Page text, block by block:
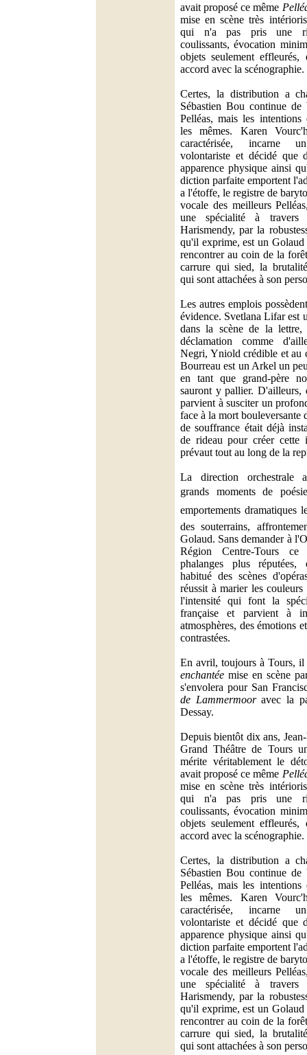
avait proposé ce même
mise en scène très
qui n'a pas pris une
coulissants, évocation
objets seulement effleurés,
accord avec la scénographie.
Certes, la distribution a
Sébastien Bou continue
Pelléas, mais les intentions
les mêmes. Karen
caractérisée, incarne
volontariste et décidé que
apparence physique ainsi
diction parfaite emportent
a l'étoffe, le registre de
vocale des meilleurs
une spécialité à travers
Harismendy, par la
qu'il exprime, est un
rencontrer au coin de la
carrure qui sied, la
qui sont attachées à son
Les autres emplois
évidence. Svetlana Lifar est
dans la scène de la
déclamation comme
Negri, Yniold crédible et au
Bourreau est un Arkel un
en tant que grand-père
sauront y pallier. D'ailleurs,
parvient à susciter un
face à la mort bouleversante
de souffrance était déjà
de rideau pour créer cette
prévaut tout au long de la
La direction orchestrale
grands moments de
emportements dramatiques
des souterrains,
Golaud. Sans demander à
Région Centre-Tours
phalanges plus réputées,
habitué des scènes
réussit à marier les
l'intensité qui font la
française et parvient à
atmosphères, des émotions
contrastées.
En avril, toujours à Tours,
enchantée mise en scène
s'envolera pour San
de Lammermooravec la
Dessay.
Depuis bientôt dix ans,
Grand Théâtre de Tours
mérite véritablement le
avait proposé ce même
mise en scène très
qui n'a pas pris une
coulissants, évocation
objets seulement effleurés,
accord avec la scénographie.
Certes, la distribution a
Sébastien Bou continue
Pelléas, mais les intentions
les mêmes. Karen
caractérisée, incarne
volontariste et décidé que
apparence physique ainsi
diction parfaite emportent
a l'étoffe, le registre de
vocale des meilleurs
une spécialité à travers
Harismendy, par la
qu'il exprime, est un
rencontrer au coin de la
carrure qui sied, la
qui sont attachées à son